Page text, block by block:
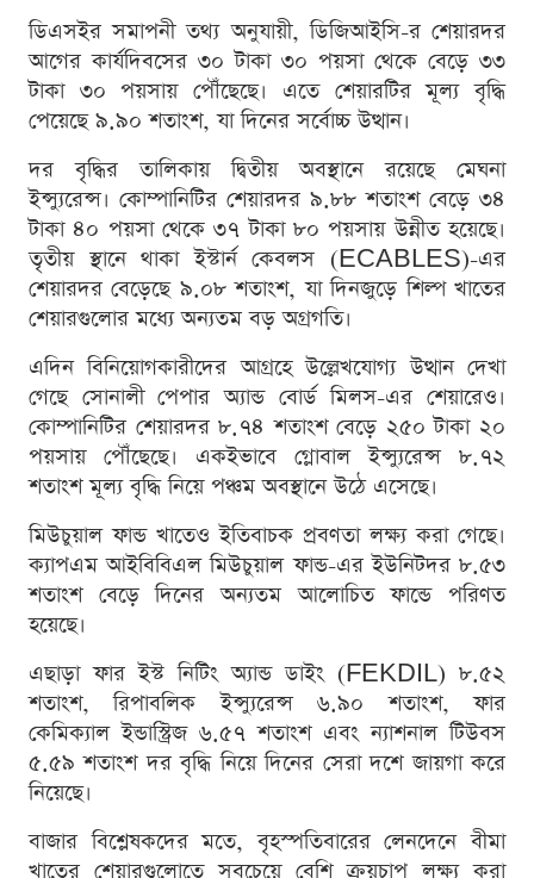
ডিএসইর সমাপনী তথ্য অনুযায়ী, ডিজিআইসি-র শেয়ারদর
আগের কার্যদিবসের ৩০ টাকা ৩০ পয়সা থেকে বেড়ে ৩৩
টাকা ৩০ পয়সায় পৌঁছেছে। এতে শেয়ারটির মূল্য বৃদ্ধি
পেয়েছে ৯.৯০ শতাংশ, যা দিনের সর্বোচ্চ উত্থান।
দর বৃদ্ধির তালিকায় দ্বিতীয় অবস্থানে রয়েছে মেঘনা
ইন্স্যুরেন্স। কোম্পানিটির শেয়ারদর ৯.৮৮ শতাংশ বেড়ে ৩৪
টাকা ৪০ পয়সা থেকে ৩৭ টাকা ৮০ পয়সায় উন্নীত হয়েছে।
তৃতীয় স্থানে থাকা ইস্টার্ন কেবলস (ECABLES)-এর
শেয়ারদর বেড়েছে ৯.০৮ শতাংশ, যা দিনজুড়ে শিল্প খাতের
শেয়ারগুলোর মধ্যে অন্যতম বড় অগ্রগতি।
এদিন বিনিয়োগকারীদের আগ্রহে উল্লেখযোগ্য উত্থান দেখা
গেছে সোনালী পেপার অ্যান্ড বোর্ড মিলস-এর শেয়ারেও।
কোম্পানিটির শেয়ারদর ৮.৭৪ শতাংশ বেড়ে ২৫০ টাকা ২০
পয়সায় পৌঁছেছে। একইভাবে গ্লোবাল ইন্স্যুরেন্স ৮.৭২
শতাংশ মূল্য বৃদ্ধি নিয়ে পঞ্চম অবস্থানে উঠে এসেছে।
মিউচুয়াল ফান্ড খাতেও ইতিবাচক প্রবণতা লক্ষ্য করা গেছে।
ক্যাপএম আইবিবিএল মিউচুয়াল ফান্ড-এর ইউনিটদর ৮.৫৩
শতাংশ বেড়ে দিনের অন্যতম আলোচিত ফান্ডে পরিণত
হয়েছে।
এছাড়া ফার ইস্ট নিটিং অ্যান্ড ডাইং (FEKDIL) ৮.৫২
শতাংশ, রিপাবলিক ইন্স্যুরেন্স ৬.৯০ শতাংশ, ফার
কেমিক্যাল ইন্ডাস্ট্রিজ ৬.৫৭ শতাংশ এবং ন্যাশনাল টিউবস
৫.৫৯ শতাংশ দর বৃদ্ধি নিয়ে দিনের সেরা দশে জায়গা করে
নিয়েছে।
বাজার বিশ্লেষকদের মতে, বৃহস্পতিবারের লেনদেনে বীমা
খাতের শেয়ারগুলোতে সবচেয়ে বেশি ক্রয়চাপ লক্ষ্য করা